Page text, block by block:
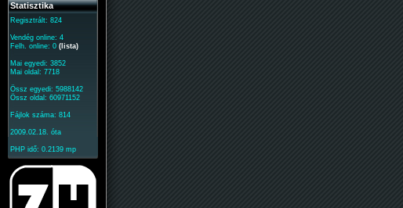
Statisztika
Regisztrált: 824
Vendég online: 4
Felh. online: 0 (lista)
Mai egyedi: 3852
Mai oldal: 7718
Össz egyedi: 5988142
Össz oldal: 60971152
Fájlok száma: 814
2009.02.18. óta
PHP idő: 0.2139 mp